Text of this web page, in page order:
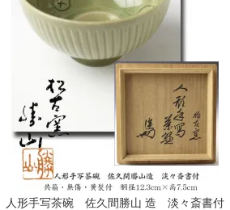
人形手写茶碗 佐久間勝山 造 淡々斎書付